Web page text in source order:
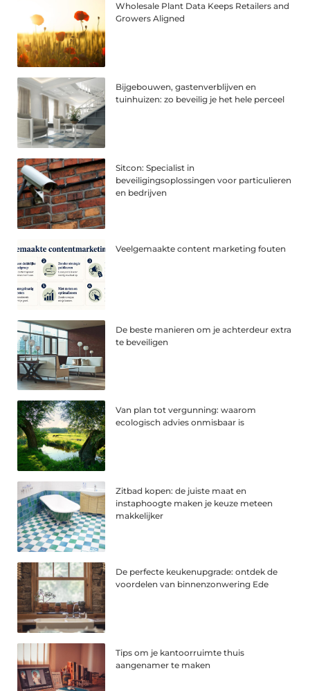
Wholesale Plant Data Keeps Retailers and
Growers Aligned
Bijgebouwen, gastenverblijven en
tuinhuizen: zo beveilig je het hele perceel
Sitcon: Specialist in
beveiligingsoplossingen voor particulieren
en bedrijven
Veelgemaakte content marketing fouten
De beste manieren om je achterdeur extra
te beveiligen
Van plan tot vergunning: waarom
ecologisch advies onmisbaar is
Zitbad kopen: de juiste maat en
instaphoogte maken je keuze meteen
makkelijker
De perfecte keukenupgrade: ontdek de
voordelen van binnenzonwering Ede
Tips om je kantoorruimte thuis
aangenamer te maken